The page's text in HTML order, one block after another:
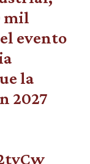
mil
evento
la
2027